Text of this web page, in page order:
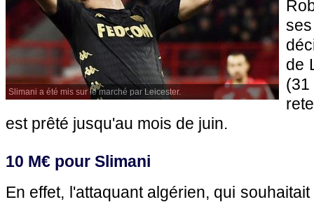
Slimani a été mis sur le marché par Leicester.
de
est prêté jusqu'au mois de juin.
10 M€ pour Slimani
En effet, l'attaquant algérien, qui